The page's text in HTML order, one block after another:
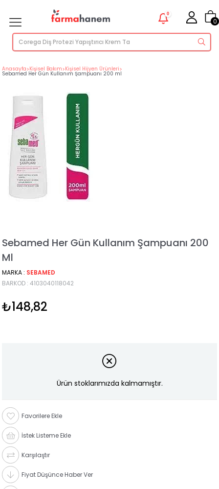
0
0
Anasayfa>Kişisel Bakım>Kişisel Hijyen Ürünleri>
Sebamed Her Gün Kullanım Şampuanı 200 ml
Sebamed Her Gün Kullanım Şampuanı 200
Ml
MARKA : SEBAMED
BARKOD : 4103040118042
₺148,82
Ürün stoklarımızda kalmamıştır.
Favorilere Ekle
İstek Listeme Ekle
Karşılaştır
Fiyat Düşünce Haber Ver